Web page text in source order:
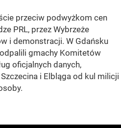
przeciw podwyżkom cen
PRL, przez Wybrzeże
i demonstracji. W Gdańsku
gmachy Komitetów
oficjalnych danych,
i Elbląga od kul milicji